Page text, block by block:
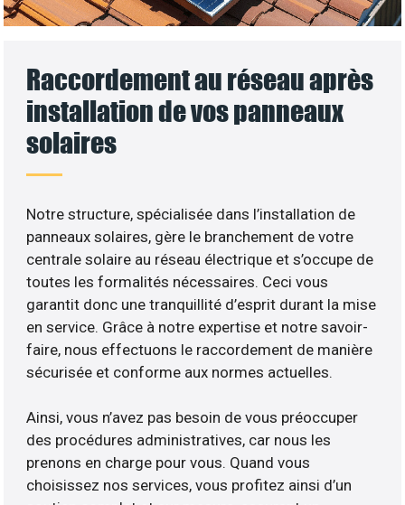
Raccordement au réseau après
installation de vos panneaux
solaires
Notre structure, spécialisée dans l’installation de
panneaux solaires, gère le branchement de votre
centrale solaire au réseau électrique et s’occupe de
toutes les formalités nécessaires. Ceci vous
garantit donc une tranquillité d’esprit durant la mise
en service. Grâce à notre expertise et notre savoir-
faire, nous effectuons le raccordement de manière
sécurisée et conforme aux normes actuelles.
Ainsi, vous n’avez pas besoin de vous préoccuper
des procédures administratives, car nous les
prenons en charge pour vous. Quand vous
choisissez nos services, vous profitez ainsi d’un